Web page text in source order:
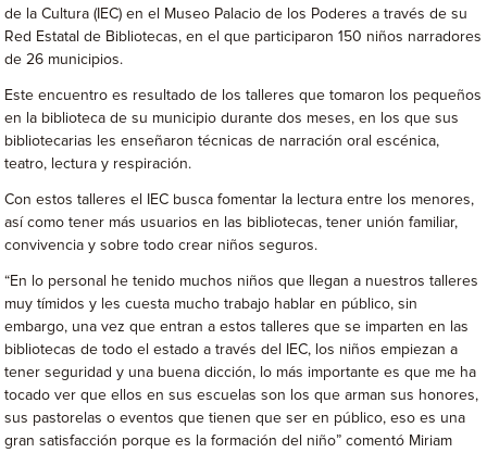
de la Cultura (IEC) en el Museo Palacio de los Poderes a través de su
Red Estatal de Bibliotecas, en el que participaron 150 niños narradores
de 26 municipios.
Este encuentro es resultado de los talleres que tomaron los pequeños
en la biblioteca de su municipio durante dos meses, en los que sus
bibliotecarias les enseñaron técnicas de narración oral escénica,
teatro, lectura y respiración.
Con estos talleres el IEC busca fomentar la lectura entre los menores,
así como tener más usuarios en las bibliotecas, tener unión familiar,
convivencia y sobre todo crear niños seguros.
“En lo personal he tenido muchos niños que llegan a nuestros talleres
muy tímidos y les cuesta mucho trabajo hablar en público, sin
embargo, una vez que entran a estos talleres que se imparten en las
bibliotecas de todo el estado a través del IEC, los niños empiezan a
tener seguridad y una buena dicción, lo más importante es que me ha
tocado ver que ellos en sus escuelas son los que arman sus honores,
sus pastorelas o eventos que tienen que ser en público, eso es una
gran satisfacción porque es la formación del niño” comentó Miriam